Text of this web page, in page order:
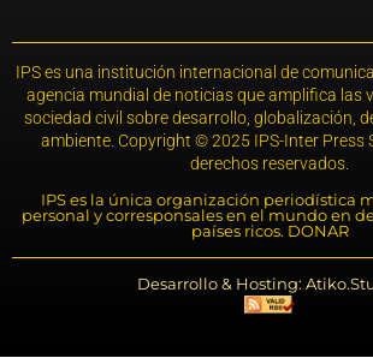
IPS es una institución internacional de
agencia mundial de noticias que amplifica las
sociedad civil sobre desarrollo, globalización,
ambiente. Copyright © 2025 IPS-Inter Press
derechos reservados.
IPS es la única organización periodística
personal y corresponsales en el mundo en
países ricos. DONAR
Desarrollo & Hosting: